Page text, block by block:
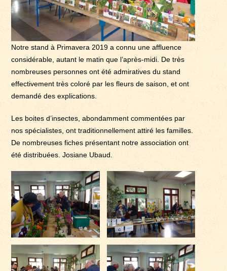
Notre stand à Primavera 2019 a connu une affluence
considérable, autant le matin que l’après-midi. De très
nombreuses personnes ont été admiratives du stand
effectivement très coloré par les fleurs de saison, et ont
demandé des explications.
Les boites d’insectes, abondamment commentées par
nos spécialistes, ont traditionnellement attiré les familles.
De nombreuses fiches présentant notre association ont
été distribuées. Josiane Ubaud.